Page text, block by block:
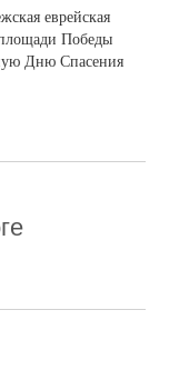
еврейская
Победы
Дню Спасения